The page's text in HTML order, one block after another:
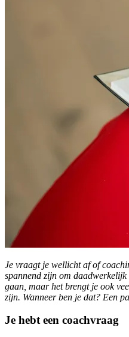
Je vraagt je wellicht af of
spannend zijn om
gaan, maar het brengt je ook
zijn. Wanneer ben je dat? Een
Je hebt een coachvraag